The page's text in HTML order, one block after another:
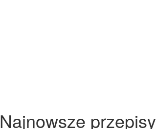
Najnowsze przepisy